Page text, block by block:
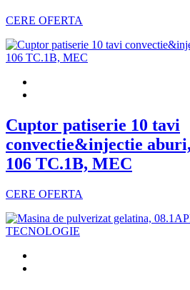
CERE OFERTA
Cuptor patiserie 10 tavi
convectie&injectie
106 TC.1B, MEC
CERE OFERTA